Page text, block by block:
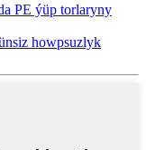
PE ýüp torlaryny
howpsuzlyk